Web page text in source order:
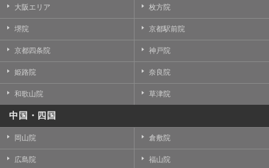
大阪エリア 枚方院
堺院 京都駅前院
京都四条院 神戸院
姫路院 奈良院
和歌山院 草津院
中国・四国
岡山院 倉敷院
広島院 福山院